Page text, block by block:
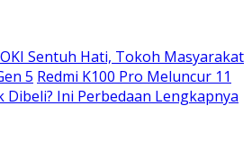
Sentuh Hati, Tokoh Masyarakat
5 Redmi K100 Pro Meluncur 11
Dibeli? Ini Perbedaan Lengkapnya